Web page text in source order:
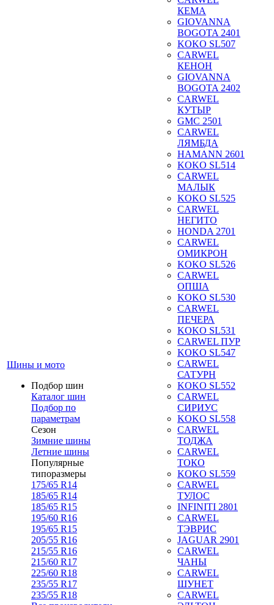
Шины и мото
Подбор шин
Каталог шин
Подбор по
параметрам
Сезон
Зимние шины
Летние шины
Популярные
типоразмеры
175/65 R14
185/65 R14
185/65 R15
195/60 R16
195/65 R15
205/55 R16
215/55 R16
215/60 R17
225/60 R18
235/55 R17
235/55 R18
КЕМА
GIOVANNA
BOGOTA 2401
KOKO SL507
CARWEL
КЕНОН
GIOVANNA
BOGOTA 2402
CARWEL
КУТЫР
GMC 2501
CARWEL
ЛЯМБДА
HAMANN 2601
KOKO SL514
CARWEL
МАЛЫК
KOKO SL525
CARWEL
НЕГИТО
HONDA 2701
CARWEL
ОМИКРОН
KOKO SL526
CARWEL
ОПША
KOKO SL530
CARWEL
ПЕЧЕРА
KOKO SL531
CARWEL ПУР
KOKO SL547
CARWEL
САТУРН
KOKO SL552
CARWEL
СИРИУС
KOKO SL558
CARWEL
ТОДЖА
CARWEL
ТОКО
KOKO SL559
CARWEL
ТУЛОС
INFINITI 2801
CARWEL
ТЭВРИС
JAGUAR 2901
CARWEL
ЧАНЫ
CARWEL
ШУНЕТ
CARWEL